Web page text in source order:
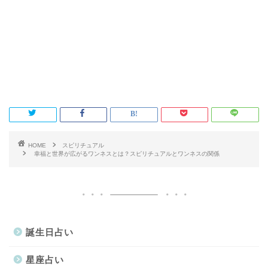
HOME
スピリチュアル
幸福と世界が広がるワンネスとは？スピリチュアルとワンネスの関係
誕生日占い
星座占い